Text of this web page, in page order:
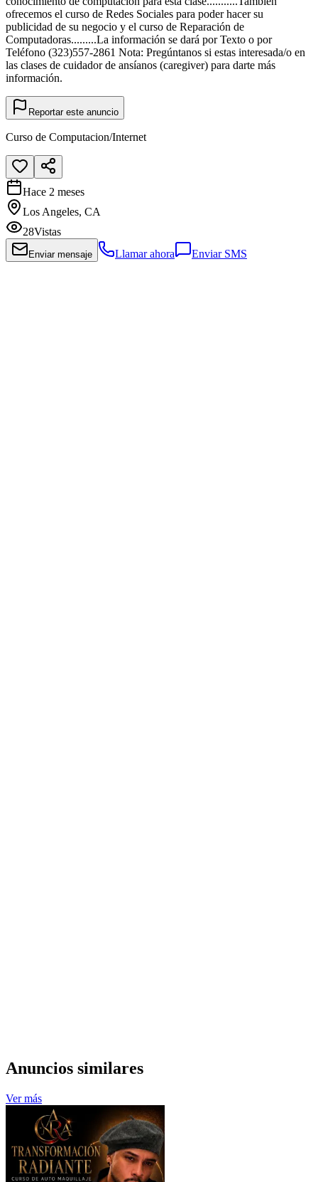
ofrecemos el curso de Redes Sociales para poder hacer su
publicidad de su negocio y el curso de Reparación de
Computadoras.........La información se dará por Texto o por
Teléfono (323)557-2861 Nota: Pregúntanos si estas interesada/o en
las clases de cuidador de ansíanos (caregiver) para darte más
información.
Reportar este anuncio
Curso de Computacion/Internet
Hace 2 meses
Los Angeles, CA
28Vistas
Enviar mensaje Llamar ahora Enviar SMS
Anuncios similares
Ver más